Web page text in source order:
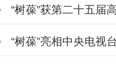
“树葆”获第二十五届
“树葆”亮相中央电视台